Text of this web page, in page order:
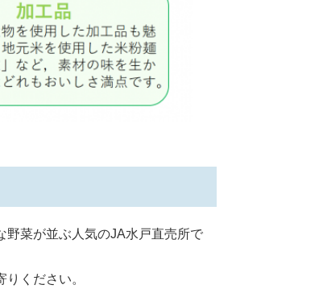
菜が並ぶ人気のJA水戸直売所で
ください。